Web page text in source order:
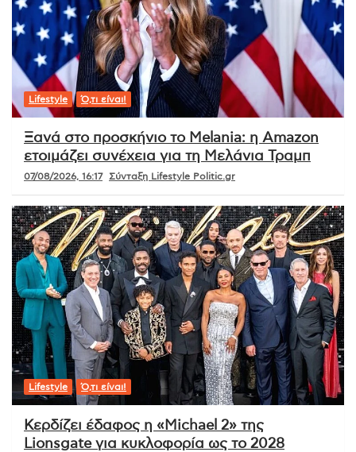
Lifestyle Ό,τι είναι!
Ξανά στο προσκήνιο το Melania: η Amazon
ετοιμάζει συνέχεια για τη Μελάνια Τραμπ
07/08/2026, 16:17 Σύνταξη Lifestyle Politic.gr
Lifestyle Ό,τι είναι!
Κερδίζει έδαφος η «Michael 2» της
Lionsgate για κυκλοφορία ως το 2028